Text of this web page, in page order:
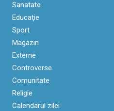
Sanatate
Educaţie
Sport
Magazin
Externe
Controverse
Comunitate
Religie
Calendarul zilei